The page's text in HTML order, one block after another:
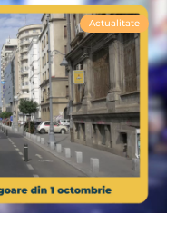
Actualitate